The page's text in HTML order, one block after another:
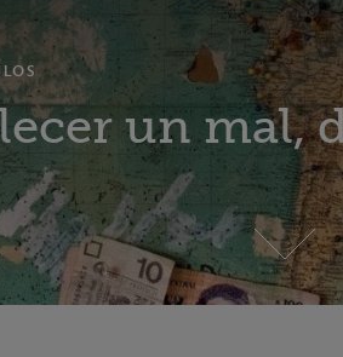
un mal,